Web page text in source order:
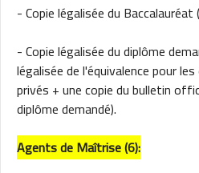
- Copie légalisée du
- Copie légalisée du diplôme
légalisée de l'équivalence pour
privés + une copie du bulletin
diplôme demandé).
Agents de Maîtrise (6):